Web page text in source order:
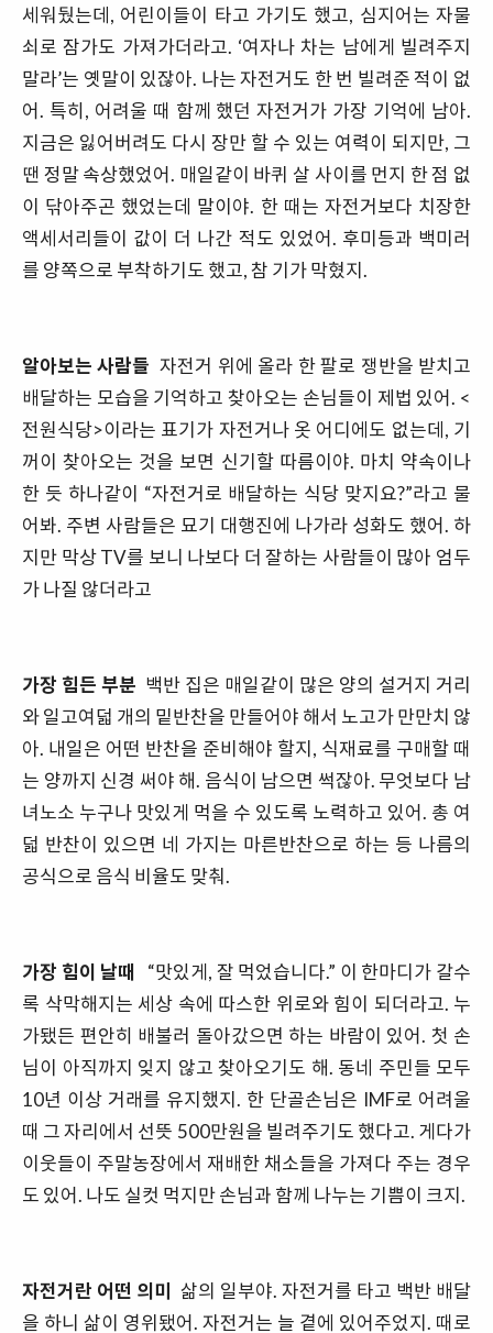
세워뒀는데, 어린이들이 타고 가기도 했고, 심지어는 자물
쇠로 잠가도 가져가더라고. ‘여자나 차는 남에게 빌려주지
말라’는 옛말이 있잖아. 나는 자전거도 한 번 빌려준 적이 없
어. 특히, 어려울 때 함께 했던 자전거가 가장 기억에 남아.
지금은 잃어버려도 다시 장만 할 수 있는 여력이 되지만, 그
땐 정말 속상했었어. 매일같이 바퀴 살 사이를 먼지 한 점 없
이 닦아주곤 했었는데 말이야. 한 때는 자전거보다 치장한
액세서리들이 값이 더 나간 적도 있었어. 후미등과 백미러
를 양쪽으로 부착하기도 했고, 참 기가 막혔지.
알아보는 사람들 자전거 위에 올라 한 팔로 쟁반을 받치고
배달하는 모습을 기억하고 찾아오는 손님들이 제법 있어. <
전원식당>이라는 표기가 자전거나 옷 어디에도 없는데, 기
꺼이 찾아오는 것을 보면 신기할 따름이야. 마치 약속이나
한 듯 하나같이 “자전거로 배달하는 식당 맞지요?”라고 물
어봐. 주변 사람들은 묘기 대행진에 나가라 성화도 했어. 하
지만 막상 TV를 보니 나보다 더 잘하는 사람들이 많아 엄두
가 나질 않더라고
가장 힘든 부분 백반 집은 매일같이 많은 양의 설거지 거리
와 일고여덟 개의 밑반찬을 만들어야 해서 노고가 만만치 않
아. 내일은 어떤 반찬을 준비해야 할지, 식재료를 구매할 때
는 양까지 신경 써야 해. 음식이 남으면 썩잖아. 무엇보다 남
녀노소 누구나 맛있게 먹을 수 있도록 노력하고 있어. 총 여
덟 반찬이 있으면 네 가지는 마른반찬으로 하는 등 나름의
공식으로 음식 비율도 맞춰.
가장 힘이 날때
“맛있게, 잘 먹었습니다.” 이 한마디가 갈수
록 삭막해지는 세상 속에 따스한 위로와 힘이 되더라고. 누
가됐든 편안히 배불러 돌아갔으면 하는 바람이 있어. 첫 손
님이 아직까지 잊지 않고 찾아오기도 해. 동네 주민들 모두
10년 이상 거래를 유지했지. 한 단골손님은 IMF로 어려울
때 그 자리에서 선뜻 500만원을 빌려주기도 했다고. 게다가
이웃들이 주말농장에서 재배한 채소들을 가져다 주는 경우
도 있어. 나도 실컷 먹지만 손님과 함께 나누는 기쁨이 크지.
자전거란 어떤 의미 삶의 일부야. 자전거를 타고 백반 배달
을 하니 삶이 영위됐어. 자전거는 늘 곁에 있어주었지. 때로